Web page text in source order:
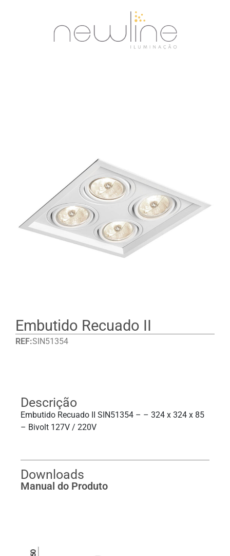
Embutido Recuado II
REF:SIN51354
Descrição
Embutido Recuado II SIN51354 – – 324 x 324 x 85
– Bivolt 127V / 220V
Downloads
Manual do Produto